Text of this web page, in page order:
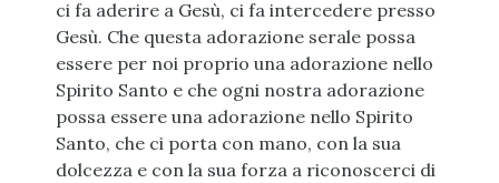
ci fa aderire a Gesù, ci fa intercedere presso
Gesù. Che questa adorazione serale possa
essere per noi proprio una adorazione nello
Spirito Santo e che ogni nostra adorazione
possa essere una adorazione nello Spirito
Santo, che ci porta con mano, con la sua
dolcezza e con la sua forza a riconoscerci di